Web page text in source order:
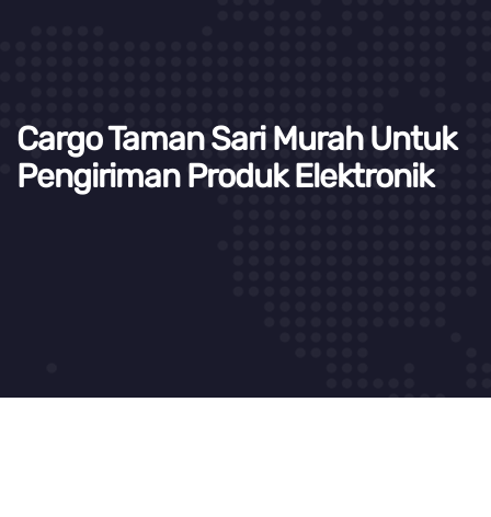
Cargo Taman Sari Murah Untuk
Pengiriman Produk Elektronik